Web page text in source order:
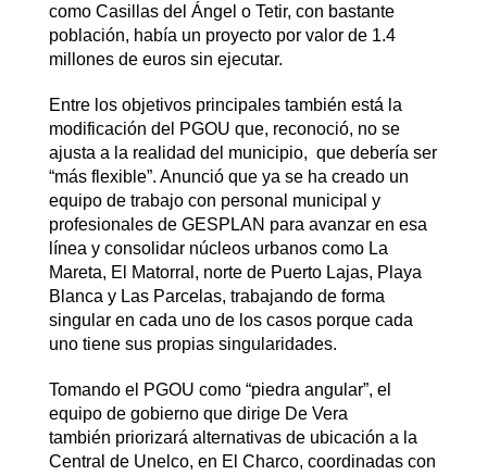
como Casillas del Ángel o Tetir, con bastante
población, había un proyecto por valor de 1.4
millones de euros sin ejecutar.
Entre los objetivos principales también está la
modificación del PGOU que, reconoció, no se
ajusta a la realidad del municipio, que debería ser
“más flexible”. Anunció que ya se ha creado un
equipo de trabajo con personal municipal y
profesionales de GESPLAN para avanzar en esa
línea y consolidar núcleos urbanos como La
Mareta, El Matorral, norte de Puerto Lajas, Playa
Blanca y Las Parcelas, trabajando de forma
singular en cada uno de los casos porque cada
uno tiene sus propias singularidades.
Tomando el PGOU como “piedra angular”, el
equipo de gobierno que dirige De Vera
también priorizará alternativas de ubicación a la
Central de Unelco, en El Charco, coordinadas con